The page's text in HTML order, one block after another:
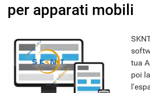
per apparati mobili
tua
poi